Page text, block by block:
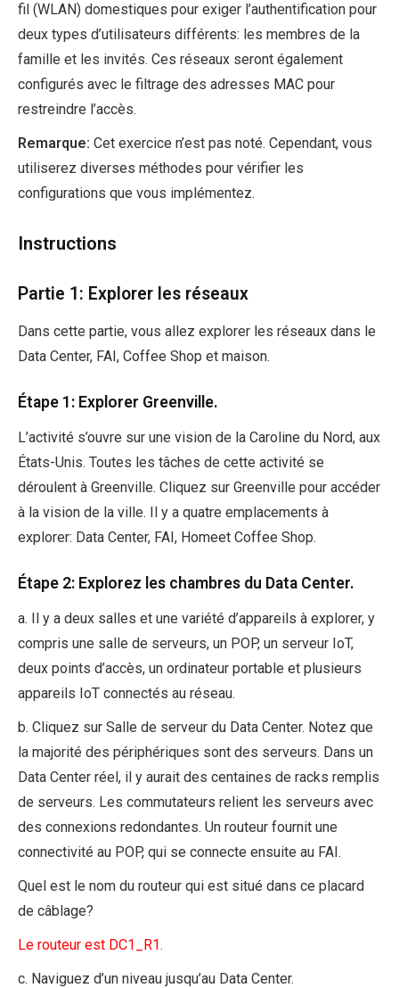
fil (WLAN) domestiques pour exiger l’authentification pour
deux types d’utilisateurs différents: les membres de la
famille et les invités. Ces réseaux seront également
configurés avec le filtrage des adresses MAC pour
restreindre l’accès.
Remarque: Cet exercice n’est pas noté. Cependant, vous
utiliserez diverses méthodes pour vérifier les
configurations que vous implémentez.
Instructions
Partie 1: Explorer les réseaux
Dans cette partie, vous allez explorer les réseaux dans le
Data Center, FAI, Coffee Shop et maison.
Étape 1: Explorer Greenville.
L’activité s’ouvre sur une vision de la Caroline du Nord, aux
États-Unis. Toutes les tâches de cette activité se
déroulent à Greenville. Cliquez sur Greenville pour accéder
à la vision de la ville. Il y a quatre emplacements à
explorer: Data Center, FAI, Homeet Coffee Shop.
Étape 2: Explorez les chambres du Data Center.
a. Il y a deux salles et une variété d’appareils à explorer, y
compris une salle de serveurs, un POP, un serveur IoT,
deux points d’accès, un ordinateur portable et plusieurs
appareils IoT connectés au réseau.
b. Cliquez sur Salle de serveur du Data Center. Notez que
la majorité des périphériques sont des serveurs. Dans un
Data Center réel, il y aurait des centaines de racks remplis
de serveurs. Les commutateurs relient les serveurs avec
des connexions redondantes. Un routeur fournit une
connectivité au POP, qui se connecte ensuite au FAI.
Quel est le nom du routeur qui est situé dans ce placard
de câblage?
Le routeur est DC1_R1.
c. Naviguez d’un niveau jusqu’au Data Center.